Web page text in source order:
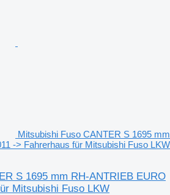
Mitsubishi Fuso CANTER S 1695 mm
-> Fahrerhaus für Mitsubishi Fuso LKW
S 1695 mm RH-ANTRIEB EURO
Mitsubishi Fuso LKW